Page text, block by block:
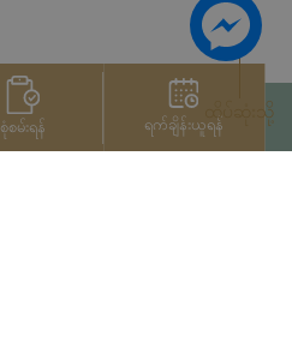
စုံစမ်းရန် ရက်ချိန်းယူရန်ထိပ်ဆုံးသို့